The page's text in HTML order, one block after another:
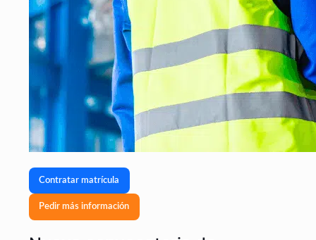
Contratar matrícula
Pedir más información